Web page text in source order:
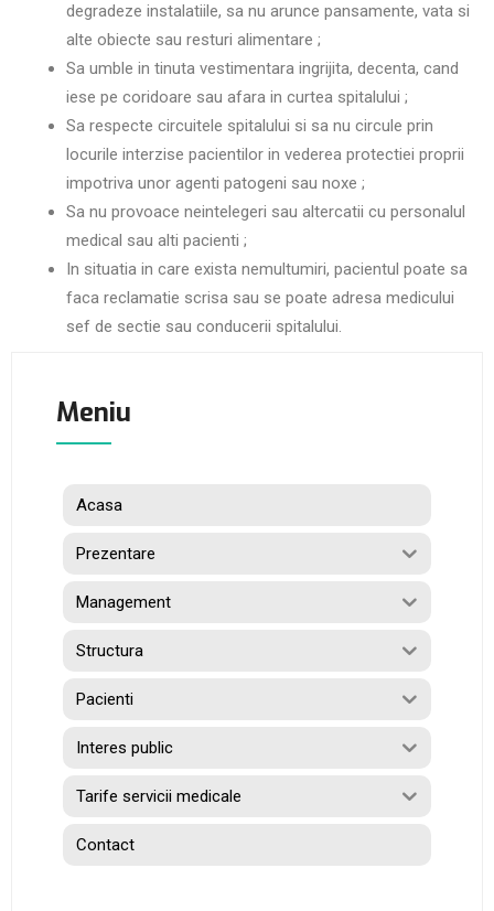
degradeze instalatiile, sa nu arunce pansamente, vata si
alte obiecte sau resturi alimentare ;
Sa umble in tinuta vestimentara ingrijita, decenta, cand
iese pe coridoare sau afara in curtea spitalului ;
Sa respecte circuitele spitalului si sa nu circule prin
locurile interzise pacientilor in vederea protectiei proprii
impotriva unor agenti patogeni sau noxe ;
Sa nu provoace neintelegeri sau altercatii cu personalul
medical sau alti pacienti ;
In situatia in care exista nemultumiri, pacientul poate sa
faca reclamatie scrisa sau se poate adresa medicului
sef de sectie sau conducerii spitalului.
Meniu
Acasa
Prezentare
Management
Structura
Pacienti
Interes public
Tarife servicii medicale
Contact